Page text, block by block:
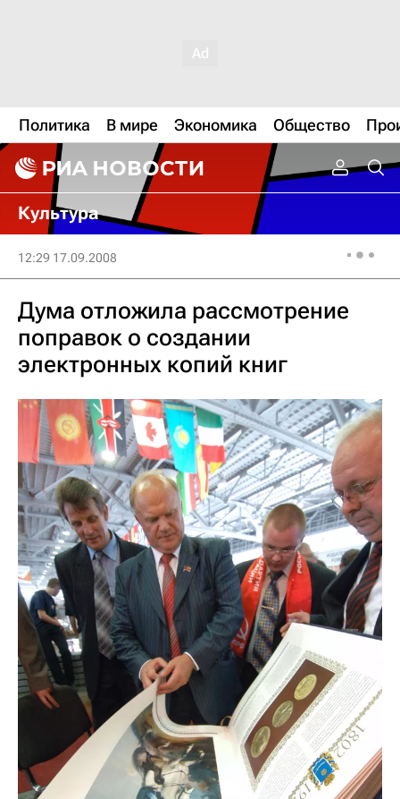
Политика В мире Экономика Общество
Культура
12:29 17.09.2008
Дума отложила рассмотрение
поправок о создании
электронных копий книг